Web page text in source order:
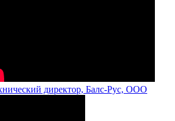
директор, Балс-Рус, ООО